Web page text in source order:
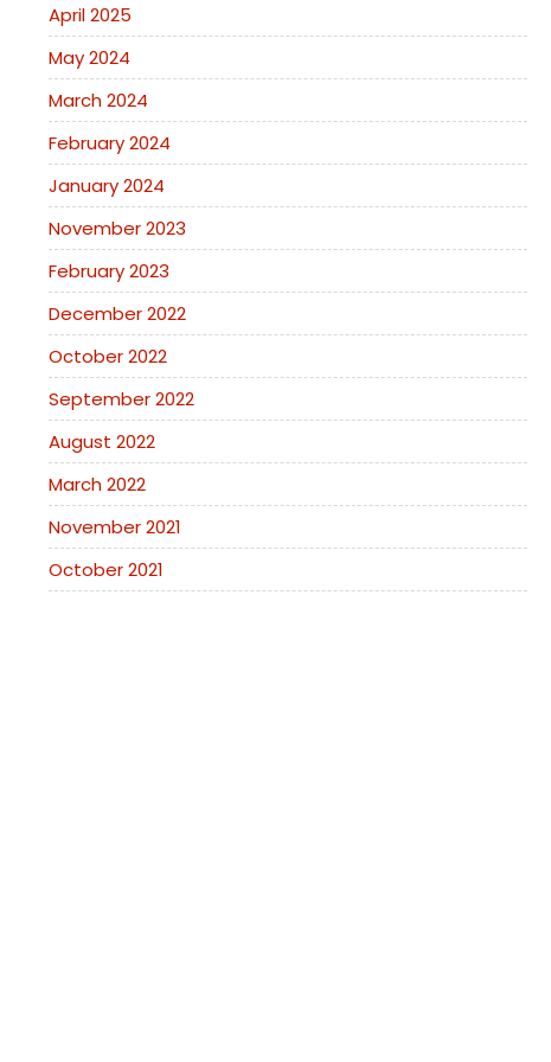
April 2025
May 2024
March 2024
February 2024
January 2024
November 2023
February 2023
December 2022
October 2022
September 2022
August 2022
March 2022
November 2021
October 2021